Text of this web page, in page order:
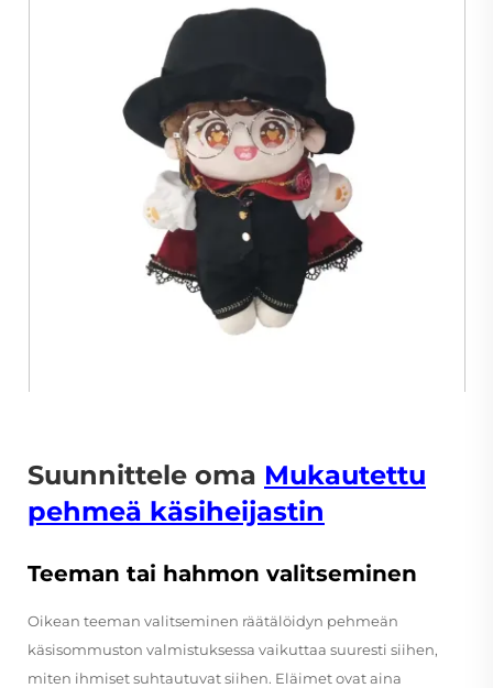
Suunnittele oma Mukautettu
pehmeä käsiheijastin
Teeman tai hahmon valitseminen
Oikean teeman valitseminen räätälöidyn pehmeän
käsisommuston valmistuksessa vaikuttaa suuresti siihen,
miten ihmiset suhtautuvat siihen. Eläimet ovat aina